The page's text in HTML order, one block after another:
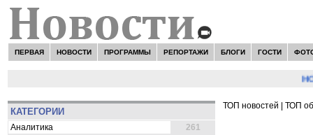
ПЕРВАЯ НОВОСТИ ПРОГРАММЫ РЕПОРТАЖИ БЛОГИ ГОСТИ
КАТЕГОРИИ
Аналитика
261
ТОП новостей ТОП